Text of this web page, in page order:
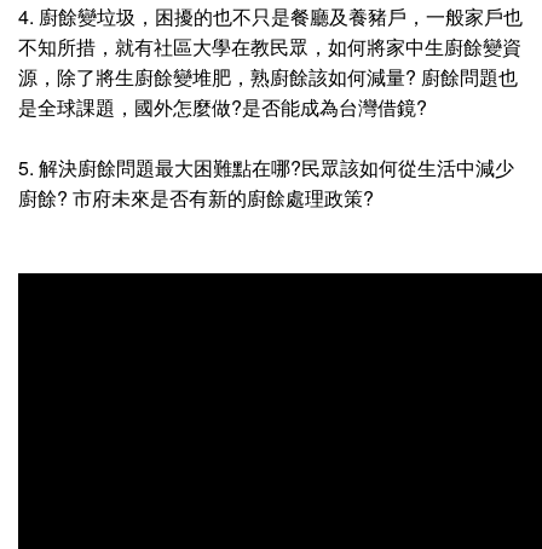
4. 廚餘變垃圾，困擾的也不只是餐廳及養豬戶，一般家戶也
不知所措，就有社區大學在教民眾，如何將家中生廚餘變資
源，除了將生廚餘變堆肥，熟廚餘該如何減量? 廚餘問題也
是全球課題，國外怎麼做?是否能成為台灣借鏡?
5. 解決廚餘問題最大困難點在哪?民眾該如何從生活中減少
廚餘? 市府未來是否有新的廚餘處理政策?